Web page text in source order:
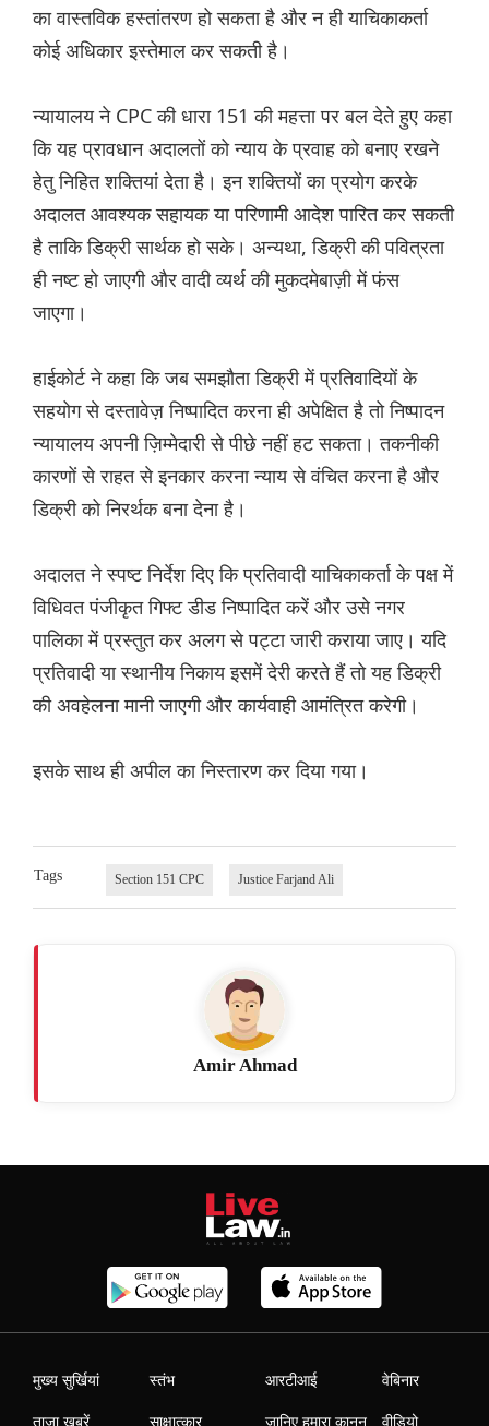
का वास्तविक हस्तांतरण हो सकता है और न ही याचिकाकर्ता
कोई अधिकार इस्तेमाल कर सकती है।
न्यायालय ने CPC की धारा 151 की महत्ता पर बल देते हुए कहा
कि यह प्रावधान अदालतों को न्याय के प्रवाह को बनाए रखने
हेतु निहित शक्तियां देता है। इन शक्तियों का प्रयोग करके
अदालत आवश्यक सहायक या परिणामी आदेश पारित कर सकती
है ताकि डिक्री सार्थक हो सके। अन्यथा, डिक्री की पवित्रता
ही नष्ट हो जाएगी और वादी व्यर्थ की मुकदमेबाज़ी में फंस
जाएगा।
हाईकोर्ट ने कहा कि जब समझौता डिक्री में प्रतिवादियों के
सहयोग से दस्तावेज़ निष्पादित करना ही अपेक्षित है तो निष्पादन
न्यायालय अपनी ज़िम्मेदारी से पीछे नहीं हट सकता। तकनीकी
कारणों से राहत से इनकार करना न्याय से वंचित करना है और
डिक्री को निरर्थक बना देना है।
अदालत ने स्पष्ट निर्देश दिए कि प्रतिवादी याचिकाकर्ता के पक्ष में
विधिवत पंजीकृत गिफ्ट डीड निष्पादित करें और उसे नगर
पालिका में प्रस्तुत कर अलग से पट्टा जारी कराया जाए। यदि
प्रतिवादी या स्थानीय निकाय इसमें देरी करते हैं तो यह डिक्री
की अवहेलना मानी जाएगी और कार्यवाही आमंत्रित करेगी।
इसके साथ ही अपील का निस्तारण कर दिया गया।
Tags Section 151 CPC Justice Farjand Ali
Amir Ahmad
मुख्य सुर्खियां
ताजा खबरें
स्तंभ
साक्षात्कार
आरटीआई
जानिए हमारा कानून
वेबिनार
वीडियो